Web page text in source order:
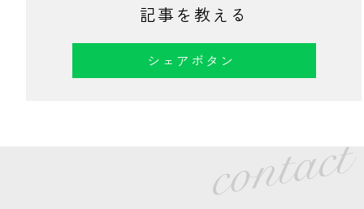
記事を教える
シェアボタン